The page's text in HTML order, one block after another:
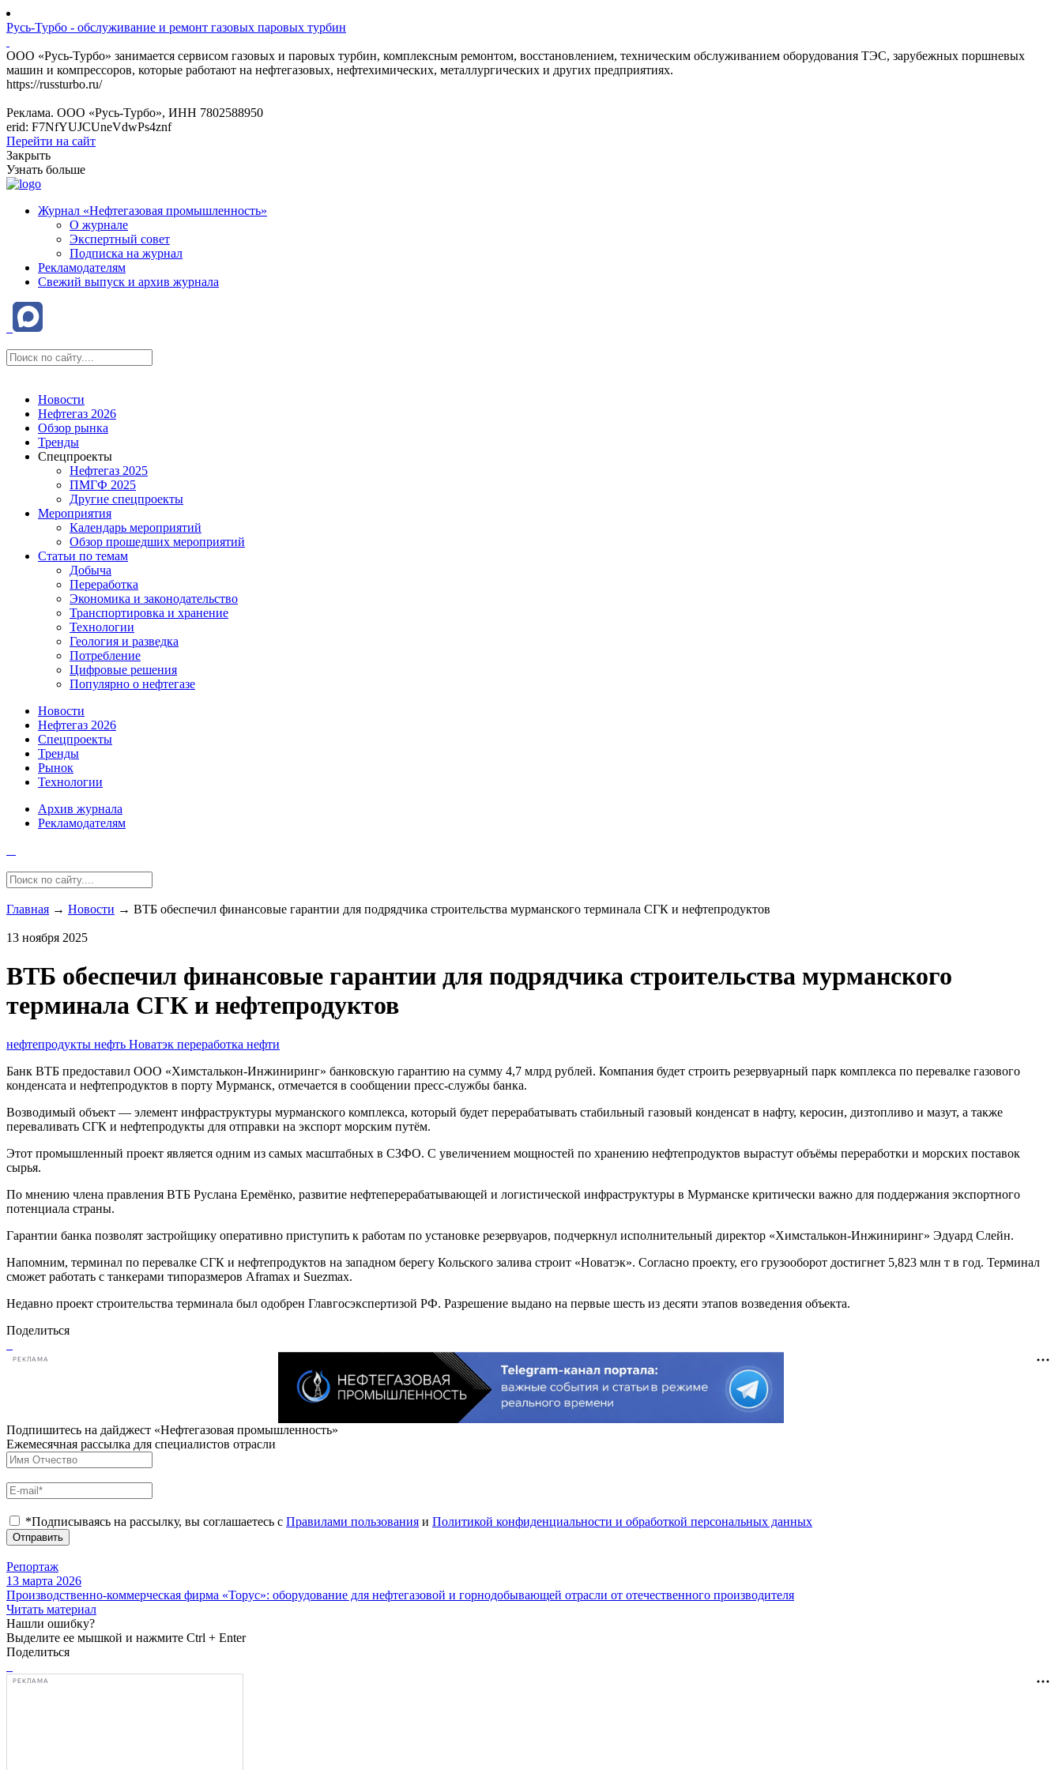
Русь-Турбо - обслуживание и ремонт газовых паровых турбин
ООО «Русь-Турбо» занимается сервисом газовых и паровых турбин, комплексным ремонтом, восстановлением, техническим обслуживанием оборудования ТЭС, зарубежных поршневых
машин и компрессоров, которые работают на нефтегазовых, нефтехимических, металлургических и других предприятиях.
https://russturbo.ru/
Реклама. ООО «Русь-Турбо», ИНН 7802588950
erid: F7NfYUJCUneVdwPs4znf
Перейти на сайт
Закрыть
Узнать больше
Журнал «Нефтегазовая промышленность»
О журнале
Экспертный совет
Подписка на журнал
Рекламодателям
Свежий выпуск и архив журнала
Новости
Нефтегаз 2026
Обзор рынка
Тренды
Спецпроекты
Нефтегаз 2025
ПМГФ 2025
Другие спецпроекты
Мероприятия
Календарь мероприятий
Обзор прошедших мероприятий
Статьи по темам
Добыча
Переработка
Экономика и законодательство
Транспортировка и хранение
Технологии
Геология и разведка
Потребление
Цифровые решения
Популярно о нефтегазе
Новости
Нефтегаз 2026
Спецпроекты
Тренды
Рынок
Технологии
Архив журнала
Рекламодателям
Главная → Новости → ВТБ обеспечил финансовые гарантии для подрядчика строительства мурманского терминала СГК и нефтепродуктов
13 ноября 2025
ВТБ обеспечил финансовые гарантии для подрядчика строительства мурманского
терминала СГК и нефтепродуктов
нефтепродукты нефть Новатэк переработка нефти
Банк ВТБ предоставил ООО «Химсталькон‑Инжиниринг» банковскую гарантию на сумму 4,7 млрд рублей. Компания будет строить резервуарный парк комплекса по перевалке газового
конденсата и нефтепродуктов в порту Мурманск, отмечается в сообщении пресс‑службы банка.
Возводимый объект — элемент инфраструктуры мурманского комплекса, который будет перерабатывать стабильный газовый конденсат в нафту, керосин, дизтопливо и мазут, а также
переваливать СГК и нефтепродукты для отправки на экспорт морским путём.
Этот промышленный проект является одним из самых масштабных в СЗФО. С увеличением мощностей по хранению нефтепродуктов вырастут объёмы переработки и морских поставок
сырья.
По мнению члена правления ВТБ Руслана Еремёнко, развитие нефтеперерабатывающей и логистической инфраструктуры в Мурманске критически важно для поддержания экспортного
потенциала страны.
Гарантии банка позволят застройщику оперативно приступить к работам по установке резервуаров, подчеркнул исполнительный директор «Химсталькон‑Инжиниринг» Эдуард Слейн.
Напомним, терминал по перевалке СГК и нефтепродуктов на западном берегу Кольского залива строит «Новатэк». Согласно проекту, его грузооборот достигнет 5,823 млн т в год. Терминал
сможет работать с танкерами типоразмеров Aframax и Suezmax.
Недавно проект строительства терминала был одобрен Главгосэкспертизой РФ. Разрешение выдано на первые шесть из десяти этапов возведения объекта.
Поделиться
РЕКЛАМА
Подпишитесь на дайджест «Нефтегазовая промышленность»
Ежемесячная рассылка для специалистов отрасли
*Подписываясь на рассылку, вы соглашаетесь с Правилами пользования и Политикой конфиденциальности и обработкой персональных данных
Отправить
Репортаж
13 марта 2026
Производственно-коммерческая фирма «Торус»: оборудование для нефтегазовой и горнодобывающей отрасли от отечественного производителя
Читать материал
Нашли ошибку?
Выделите ее мышкой и нажмите Ctrl + Enter
Поделиться
РЕКЛАМА